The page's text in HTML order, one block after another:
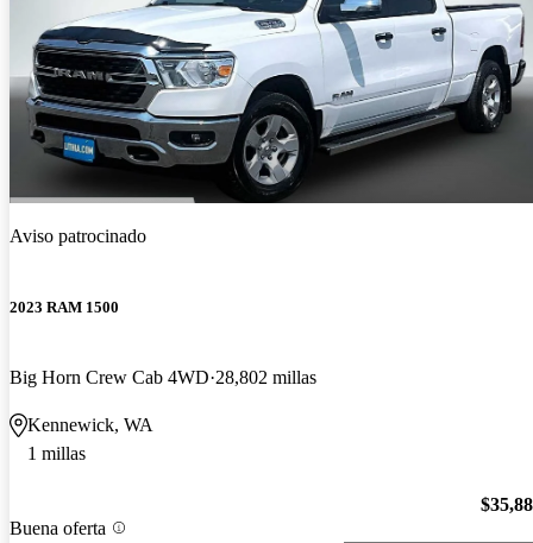
Aviso patrocinado
2023 RAM 1500
Big Horn Crew Cab 4WD 28,802 millas
Kennewick, WA
1 millas
Buena oferta